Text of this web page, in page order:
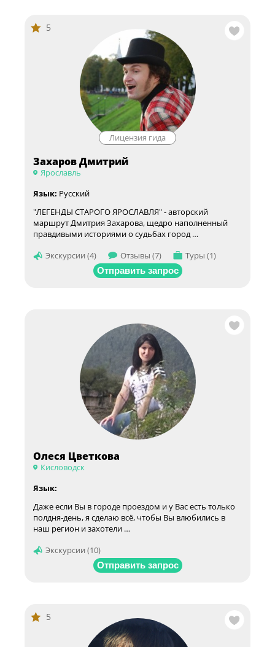
5
Лицензия гида
Захаров Дмитрий
Ярославль
Язык: Русский
"ЛЕГЕНДЫ СТАРОГО ЯРОСЛАВЛЯ" - авторский
маршрут Дмитрия Захарова, щедро наполненный
правдивыми историями о судьбах город …
Экскурсии (4)
Отзывы (7) Туры (1)
Отправить запрос
Олеся Цветкова
Кисловодск
Язык:
Даже если Вы в городе проездом и у Вас есть только
полдня-день, я сделаю всё, чтобы Вы влюбились в
наш регион и захотели …
Экскурсии (10)
Отправить запрос
5